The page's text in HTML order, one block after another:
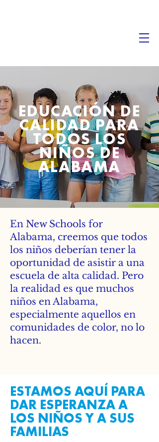
EDUCACIÓN DE
CALIDAD PARA
TODOS LOS
NIÑOS DE
ALABAMA
En New Schools for
Alabama, creemos que todos
los niños deberían tener la
oportunidad de asistir a una
escuela de alta calidad. Pero
la realidad es que muchos
niños en Alabama,
especialmente aquellos en
comunidades de color, no lo
hacen.
ESTAMOS AQUÍ PARA
DAR ESPERANZA A
LOS NIÑOS Y A SUS
FAMILIAS